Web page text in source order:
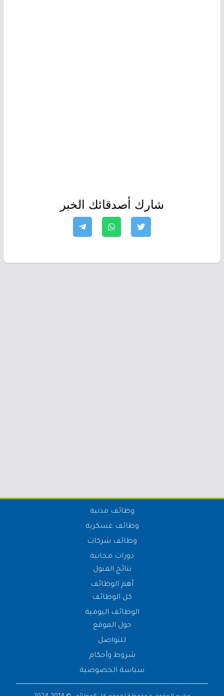
شارك أصدقائك الخبر
وظائف مدنية
وظائف عسكرية
وظائف شركات
دورات مجانية
نتائج القبول
أهم الوظائف
كل الوظائف
الوظائف اليومية
حول الموقع
للتواصل
شروط وأحكام
سياسة الخصوصية